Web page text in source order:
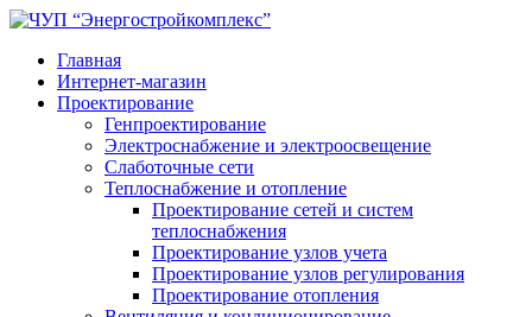
Главная
Интернет-магазин
Проектирование
Генпроектирование
Электроснабжение и электроосвещение
Слаботочные сети
Теплоснабжение и отопление
Проектирование сетей и систем
теплоснабжения
Проектирование узлов учета
Проектирование узлов регулирования
Проектирование отопления